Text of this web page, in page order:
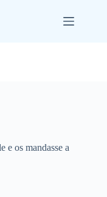
e os mandasse a